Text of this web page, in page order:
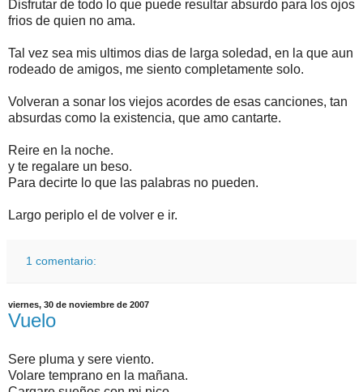
Disfrutar de todo lo que puede resultar absurdo para los ojos
frios de quien no ama.
Tal vez sea mis ultimos dias de larga soledad, en la que aun
rodeado de amigos, me siento completamente solo.
Volveran a sonar los viejos acordes de esas canciones, tan
absurdas como la existencia, que amo cantarte.
Reire en la noche.
y te regalare un beso.
Para decirte lo que las palabras no pueden.
Largo periplo el de volver e ir.
1 comentario:
viernes, 30 de noviembre de 2007
Vuelo
Sere pluma y sere viento.
Volare temprano en la mañana.